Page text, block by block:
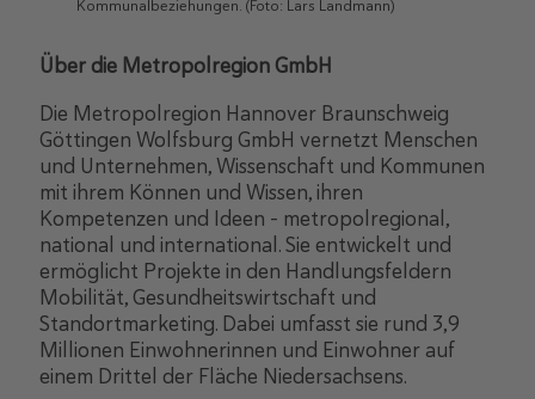
Kommunalbeziehungen. (Foto: Lars Landmann)
Über die Metropolregion GmbH
Die Metropolregion Hannover Braunschweig
Göttingen Wolfsburg GmbH vernetzt Menschen
und Unternehmen, Wissenschaft und Kommunen
mit ihrem Können und Wissen, ihren
Kompetenzen und Ideen – metropolregional,
national und international. Sie entwickelt und
ermöglicht Projekte in den Handlungsfeldern
Mobilität, Gesundheitswirtschaft und
Standortmarketing. Dabei umfasst sie rund 3,9
Millionen Einwohnerinnen und Einwohner auf
einem Drittel der Fläche Niedersachsens.